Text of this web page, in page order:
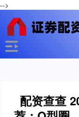
-->
配资查查